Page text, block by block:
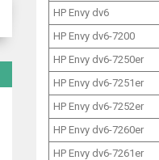
HP Envy dv6
HP Envy dv6-7200
HP Envy dv6-7250er
HP Envy dv6-7251er
HP Envy dv6-7252er
HP Envy dv6-7260er
HP Envy dv6-7261er